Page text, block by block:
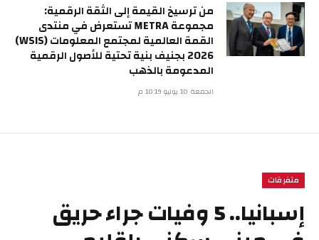
من ترسيخ القيمة إلى الثقة الرقمية:
مجموعة METRA تستعرض في منتدى
القمة العالمية لمجتمع المعلومات (WSIS)
2026 بجنيف بنية تحتية للأصول الرقمية
المدعومة بالذهب
الجمعة 10 يوليو 10:19 م
متفرقات
إسبانيا.. 5 وفيات جراء حريق